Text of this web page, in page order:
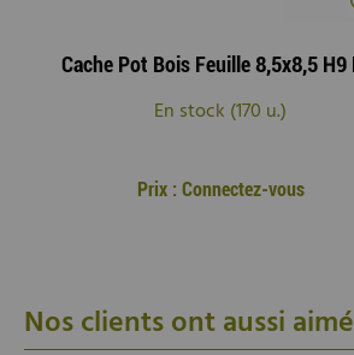
En stock (170 u.)
Prix : Connectez-vous
Nos clients ont aussi aimé